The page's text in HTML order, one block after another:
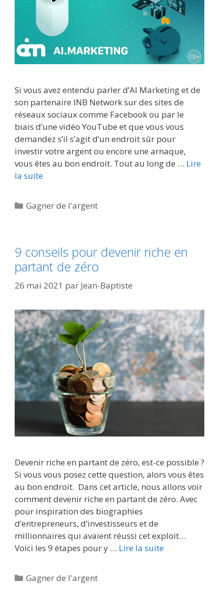
Si vous avez entendu parler d’AI Marketing et de
son partenaire INB Network sur des sites de
réseaux sociaux comme Facebook ou par le
biais d’une vidéo YouTube et que vous vous
demandez s’il s’agit d’un endroit sûr pour
investir votre argent ou encore une arnaque,
vous êtes au bon endroit. Tout au long de … Lire
la suite
Catégories
Gagner de l'argent
9 conseils pour devenir riche en
partant de zéro
26 mai 2021 par Jean-Baptiste
Devenir riche en partant de zéro, est-ce possible ?
Si vous vous posez cette question, alors vous êtes
au bon endroit. Dans cet article, nous allons voir
comment devenir riche en partant de zéro. Avec
pour inspiration des biographies
d’entrepreneurs, d’investisseurs et de
millionnaires qui avaient réussi cet exploit…
Voici les 9 étapes pour y … Lire la suite
Catégories
Gagner de l'argent